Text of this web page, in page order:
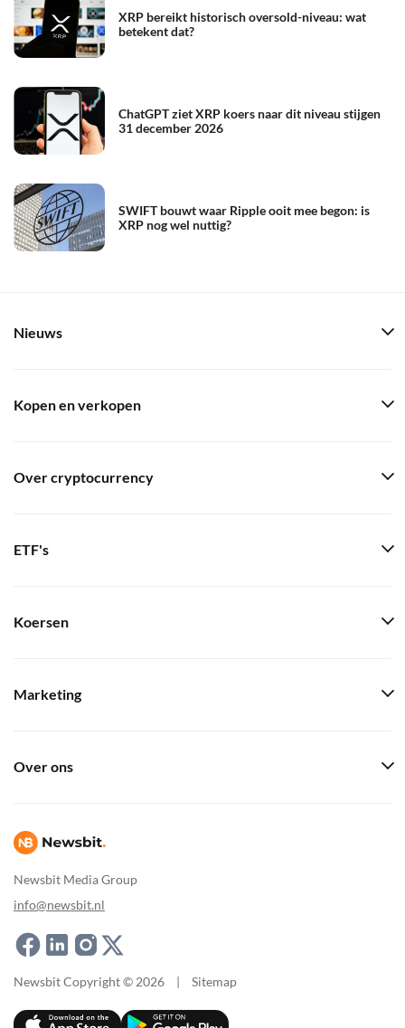
XRP bereikt historisch oversold-niveau: wat
betekent dat?
ChatGPT ziet XRP koers naar dit niveau stijgen
31 december 2026
SWIFT bouwt waar Ripple ooit mee begon: is
XRP nog wel nuttig?
Newsbit Media Group
info@newsbit.nl
Nieuws
Kopen en verkopen
Over cryptocurrency
ETF's
Koersen
Marketing
Over ons
Newsbit Copyright © 2026 | Sitemap